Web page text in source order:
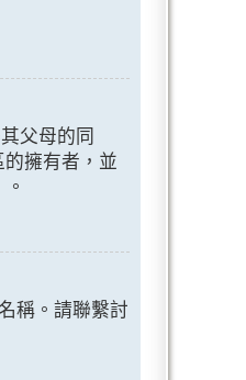
父母的同
擁有者，並
稱。請聯繫討